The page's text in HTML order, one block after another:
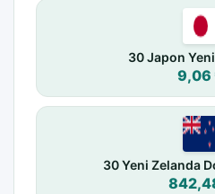
30 Japon
9,06
30 Yeni Zelanda